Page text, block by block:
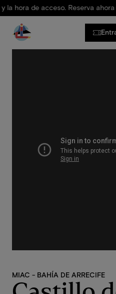
Pasar al contenido principal
acceso. Reserva ahora
MIAC - BAHÍA DE ARRECIFE